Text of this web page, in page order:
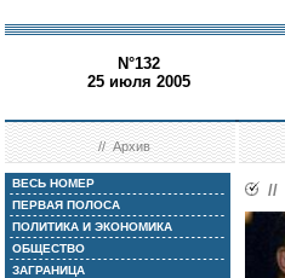
N°132
25 июля 2005
//Архив
ВЕСЬ НОМЕР
ПЕРВАЯ ПОЛОСА
ПОЛИТИКА И ЭКОНОМИКА
ОБЩЕСТВО
ЗАГРАНИЦА
//